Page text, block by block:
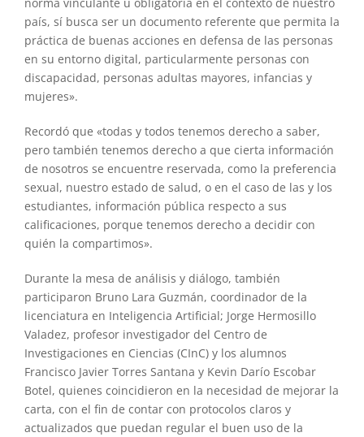
país, sí busca ser un documento referente que permita la
práctica de buenas acciones en defensa de las personas
en su entorno digital, particularmente personas con
discapacidad, personas adultas mayores, infancias y
mujeres».
Recordó que «todas y todos tenemos derecho a saber,
pero también tenemos derecho a que cierta información
de nosotros se encuentre reservada, como la preferencia
sexual, nuestro estado de salud, o en el caso de las y los
estudiantes, información pública respecto a sus
calificaciones, porque tenemos derecho a decidir con
quién la compartimos».
Durante la mesa de análisis y diálogo, también
participaron Bruno Lara Guzmán, coordinador de la
licenciatura en Inteligencia Artificial; Jorge Hermosillo
Valadez, profesor investigador del Centro de
Investigaciones en Ciencias (CInC) y los alumnos
Francisco Javier Torres Santana y Kevin Darío Escobar
Botel, quienes coincidieron en la necesidad de mejorar la
carta, con el fin de contar con protocolos claros y
actualizados que puedan regular el buen uso de la